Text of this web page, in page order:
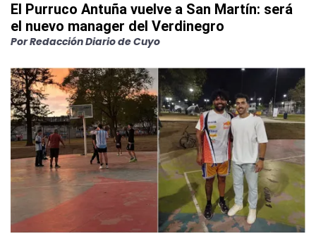
El Purruco Antuña vuelve a San Martín: será
el nuevo manager del Verdinegro
PorRedacción Diario de Cuyo